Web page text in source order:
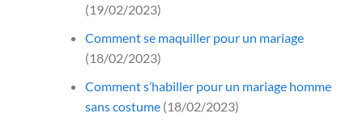
(19/02/2023)
Comment se maquiller pour un mariage
(18/02/2023)
Comment s’habiller pour un mariage homme
sans costume(18/02/2023)